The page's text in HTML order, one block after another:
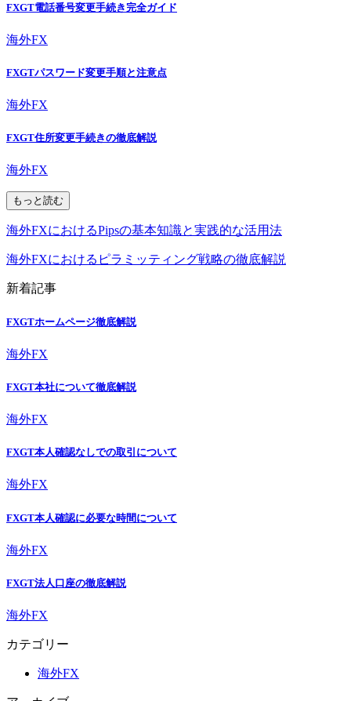
FXGT電話番号変更手続き完全ガイド
海外FX
FXGTパスワード変更手順と注意点
海外FX
FXGT住所変更手続きの徹底解説
海外FX
もっと読む
海外FXにおけるPipsの基本知識と実践的な活用法
海外FXにおけるピラミッティング戦略の徹底解説
新着記事
FXGTホームページ徹底解説
海外FX
FXGT本社について徹底解説
海外FX
FXGT本人確認なしでの取引について
海外FX
FXGT本人確認に必要な時間について
海外FX
FXGT法人口座の徹底解説
海外FX
カテゴリー
海外FX